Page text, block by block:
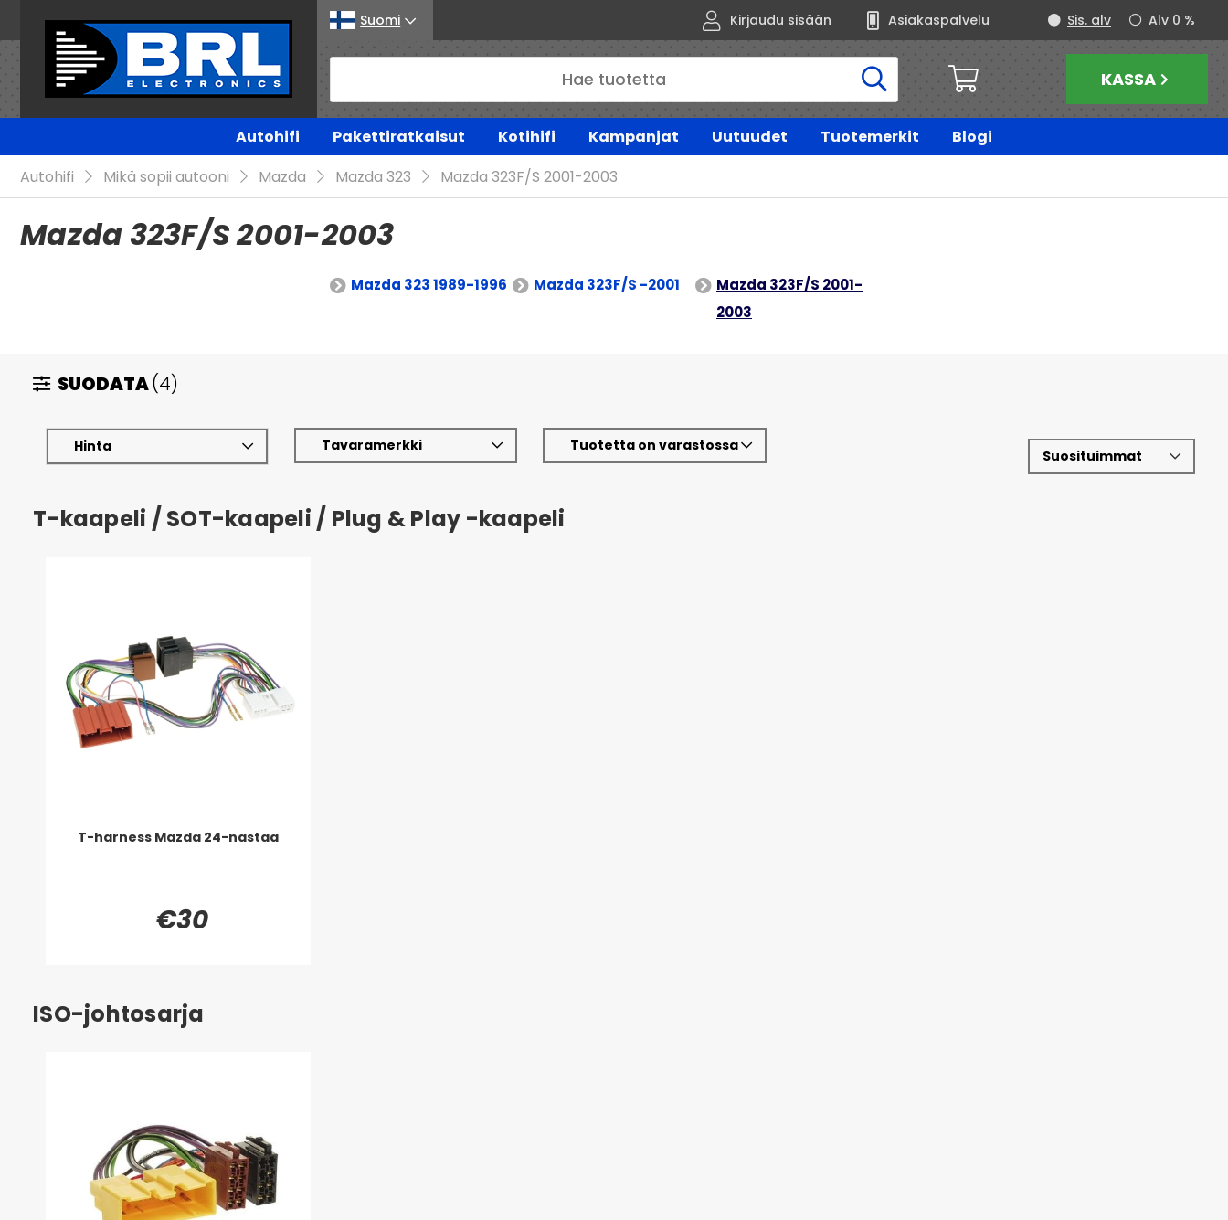
Suomi Kirjaudu sisään Asiakaspalvelu Alv 0 %
Sis. alv
KASSA
Autohifi Pakettiratkaisut Kotihifi Kampanjat Uutuudet Tuotemerkit
Blogi
Autohifi
Mikä sopii autooni Mazda Mazda 323 Mazda 323F/S 2001-2003
Mazda 323F/S 2001-2003
Mazda 323 1989-1996 Mazda 323F/S -2001
Mazda 323F/S 2001-
2003
SUODATA(4)
Hinta Tavaramerkki Tuotetta on varastossa
T-kaapeli / SOT-kaapeli / Plug & Play -kaapeli
T-harness Mazda 24-nastaa
€30
ISO-johtosarja